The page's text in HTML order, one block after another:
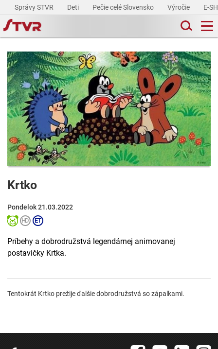
Správy STVR Deti Pečie celé Slovensko Výročie E-
Krtko
Pondelok 21.03.2022
Príbehy a dobrodružstvá legendárnej animovanej
postavičky Krtka.
Tentokrát Krtko prežije ďalšie dobrodružstvá so zápalkami.